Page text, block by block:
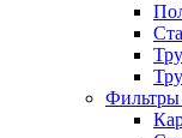
Фильтры